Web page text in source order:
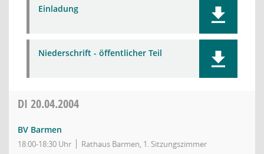
Einladung
Niederschrift - öffentlicher Teil
DI 20.04.2004
BV Barmen
18:00-18:30 Uhr Rathaus Barmen, 1. Sitzungszimmer